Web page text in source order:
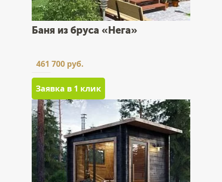
Баня из бруса «Нега»
461 700 руб.
Заявка в 1 клик